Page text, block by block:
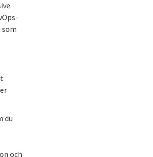
du
och